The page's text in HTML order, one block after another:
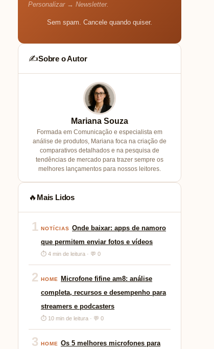
Personalizar → Newsletter.
Sem spam. Cancele quando quiser.
✍️Sobre o Autor
Mariana Souza
Formada em Comunicação e especialista em
análise de produtos, Mariana foca na criação de
comparativos detalhados e na pesquisa de
tendências de mercado para trazer sempre os
melhores lançamentos para nossos leitores.
🔥 Mais Lidos
1 NOTÍCIAS Onde baixar: apps de namoro
que permitem enviar fotos e vídeos
⏱ 4 min de leitura · 💬 0
2 HOME
Microfone fifine am8: análise
completa, recursos e desempenho para
streamers e podcasters
⏱ 10 min de leitura · 💬 0
3 HOME
Os 5 melhores microfones para